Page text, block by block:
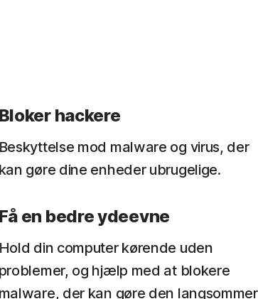
Bloker hackere
Beskyttelse mod malware og virus, der
kan gøre dine enheder ubrugelige.
Få en bedre ydeevne
Hold din computer kørende uden
problemer, og hjælp med at blokere
malware, der kan gøre den